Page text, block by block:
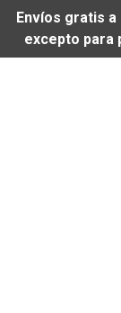
Envíos gratis a
excepto para